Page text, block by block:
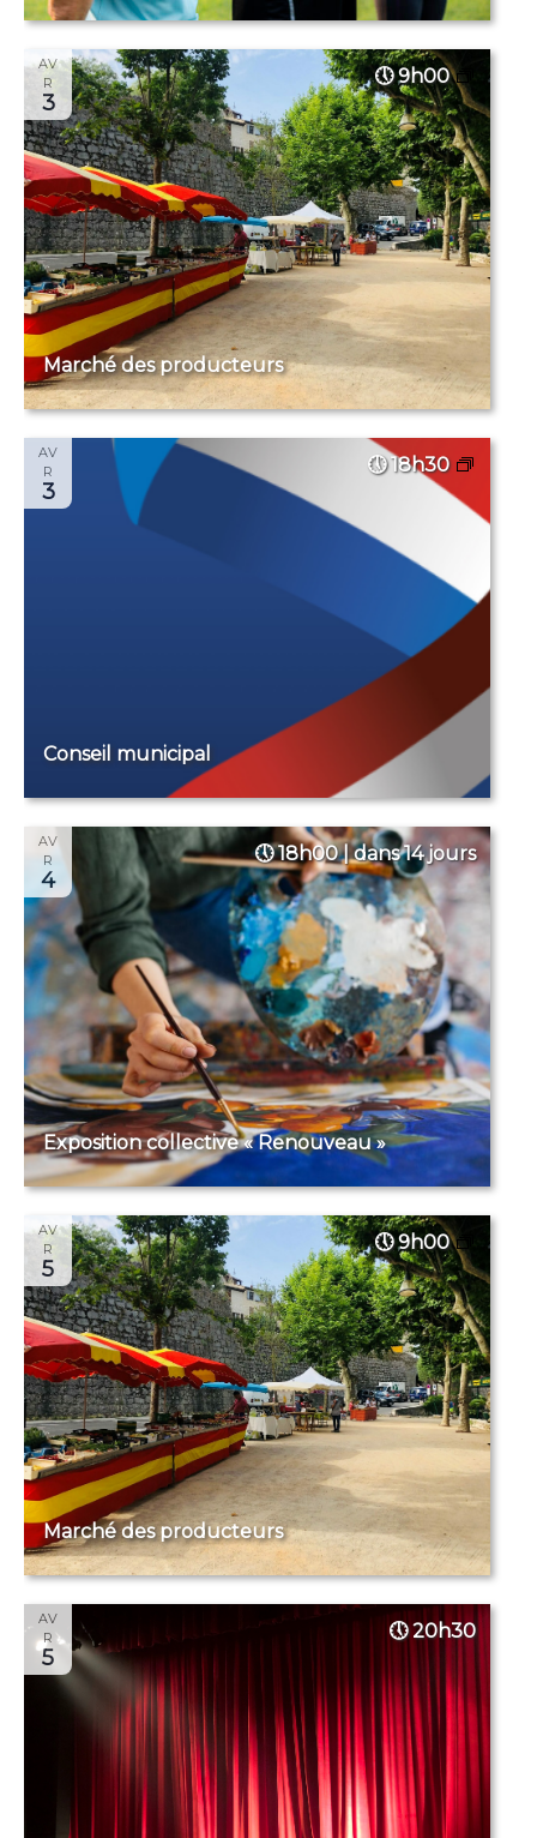
AV
R
3
9h00
Marché des producteurs
AV
R
3
18h30
Conseil municipal
AV
R
4
18h00 | dans 14 jours
Exposition collective « Renouveau »
AV
R
5
9h00
Marché des producteurs
AV
R
5
20h30